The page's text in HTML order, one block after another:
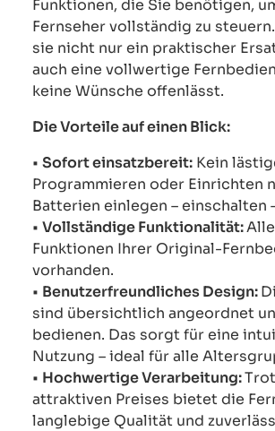
Funktionen, die Sie benötigen,
Fernseher vollständig zu
sie nicht nur ein praktischer
auch eine vollwertige
keine Wünsche offenlässt.
Die Vorteile auf einen Blick:
• Sofort einsatzbereit: Kein
Programmieren oder Einrichten
Batterien einlegen – einschalten
• Vollständige Funktionalität:
Funktionen Ihrer Original-
vorhanden.
• Benutzerfreundliches Design:
sind übersichtlich angeordnet
bedienen. Das sorgt für eine
Nutzung – ideal für alle
• Hochwertige Verarbeitung:
attraktiven Preises bietet die
langlebige Qualität und